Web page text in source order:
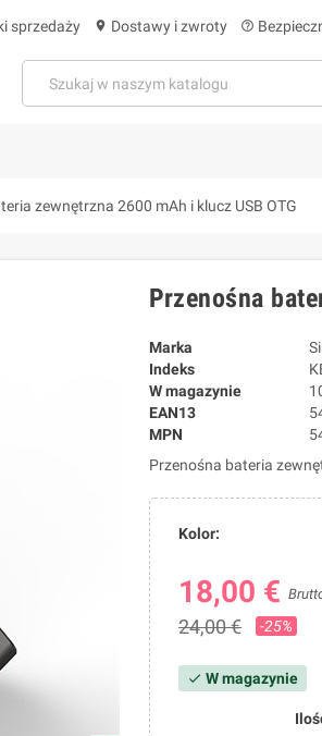
sprzedaży location_on Dostawy i zwroty help_outline
zewnętrzna 2600 mAh i klucz USB OTG
Przenośna
Marka
Indeks
W magazynie
EAN13
MPN
Przenośna bateria
Kolor:
18,00 €
24,00 € -25%
check W magazynie